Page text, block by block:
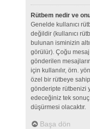
Rütbem nedir ve
Genelde kullanıcı
değildir (kullanıcı
bulunan isminizin
görülür). Çoğu
gönderilen
için kullanılır, örn.
özel bir rütbeye
gönderipte rütbenizi
edeceğiniz tek sonuç,
düşürmesi olacaktır.
Başa dön